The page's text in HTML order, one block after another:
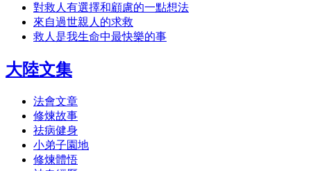
對救人有選擇和顧慮的一點想法
來自過世親人的求救
救人是我生命中最快樂的事
大陸文集
法會文章
修煉故事
祛病健身
小弟子園地
修煉體悟